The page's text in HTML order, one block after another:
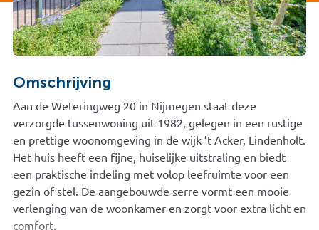
Omschrijving
Aan de Weteringweg 20 in Nijmegen staat deze
verzorgde tussenwoning uit 1982, gelegen in een rustige
en prettige woonomgeving in de wijk ’t Acker, Lindenholt.
Het huis heeft een fijne, huiselijke uitstraling en biedt
een praktische indeling met volop leefruimte voor een
gezin of stel. De aangebouwde serre vormt een mooie
verlenging van de woonkamer en zorgt voor extra licht en
comfort.